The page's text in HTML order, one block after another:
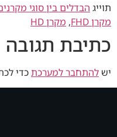
תוייג הבדלים בין סוגי
מקרן FHD
, מקרן HD
כתיבת תגובה
יש להתחבר למערכתכדי